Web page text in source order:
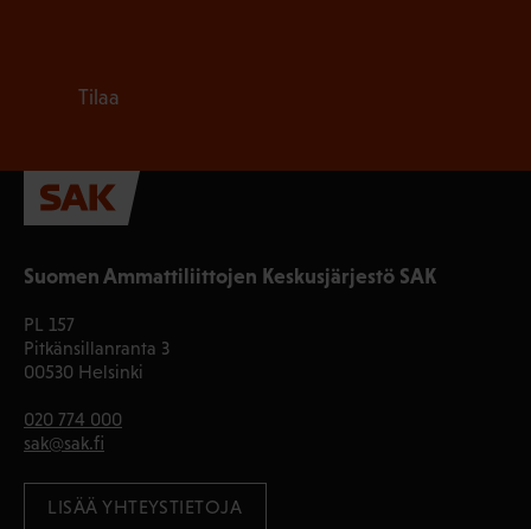
Suomen Ammattiliittojen Keskusjärjestö SAK
PL 157
Pitkänsillanranta 3
00530 Helsinki
020 774 000
sak@sak.fi
LISÄÄ YHTEYSTIETOJA
Tilaa